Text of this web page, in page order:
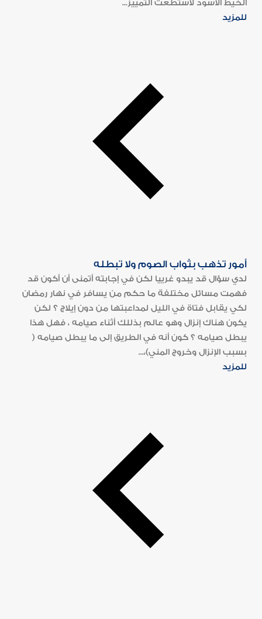
الخيط الأسود لاستطعت التمييز...
للمزيد
أمور تذهب بثواب الصوم ولا تبطله
لدي سؤال قد يبدو غرييا لكن في إجابته أتمنى أن أكون قد
فهمت مسائل مختلفة ما حكم من يسافر في نهار رمضان
لكي يقابل فتاة في الليل لمداعبتها من دون إيلاج ؟ لكن
يكون هناك إنزال وهو عالم بذللك أثناء صيامه ، فهل هذا
يبطل صيامه ؟ كون أنه في الطريق إلى ما يبطل صيامه (
بسبب الإنزال وخروج المني)،...
للمزيد